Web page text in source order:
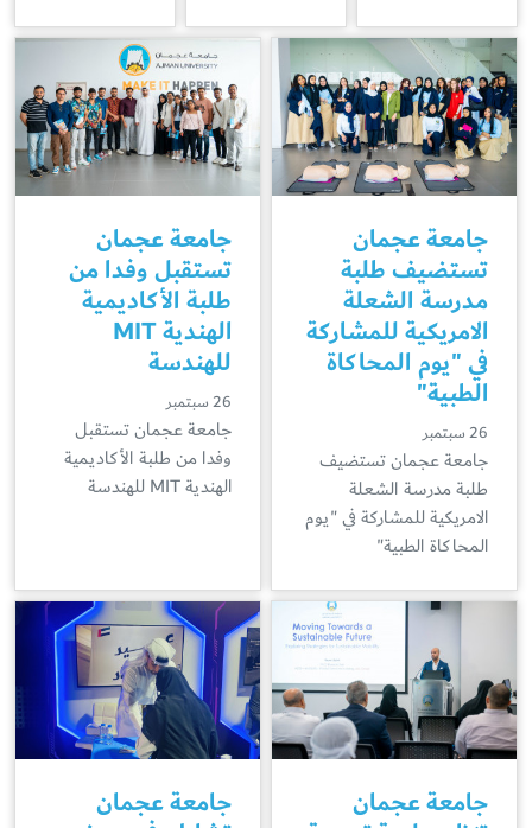
جامعة عجمان
تستضيف طلبة
مدرسة الشعلة
الامريكية للمشاركة
في "يوم المحاكاة
الطبية"
26 سبتمبر
جامعة عجمان تستضيف
طلبة مدرسة الشعلة
الامريكية للمشاركة في "يوم
المحاكاة الطبية"
جامعة عجمان
تستقبل وفدا من
طلبة الأكاديمية
الهندية MIT
للهندسة
26 سبتمبر
جامعة عجمان تستقبل
وفدا من طلبة الأكاديمية
الهندية MIT للهندسة
جامعة عجمان جامعة عجمان